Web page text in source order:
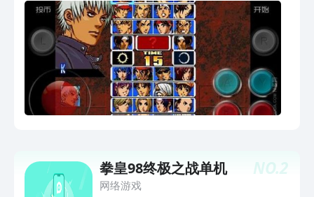
NO.2
拳皇98终极之战单机
网络游戏